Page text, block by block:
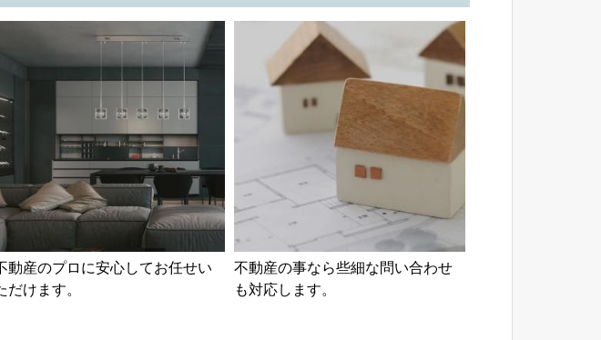
動産のプロに安心してお任せい
だけます。
不動産の事なら些細な問い合わせ